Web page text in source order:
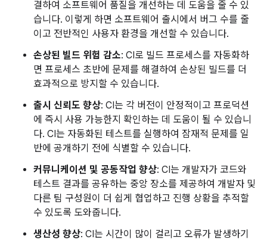
결하여 소프트웨어 품질을 개선하는 데 도움을 줄 수 있
습니다. 이렇게 하면 소프트웨어 출시에서 버그 수를 줄
이고 전반적인 사용자 환경을 개선할 수 있습니다.
손상된 빌드 위험 감소: CI로 빌드 프로세스를 자동화하
면 프로세스 초반에 문제를 해결하여 손상된 빌드를 더
효과적으로 방지할 수 있습니다.
출시 신뢰도 향상: CI는 각 버전이 안정적이고 프로덕션
에 즉시 사용 가능한지 확인하는 데 도움이 될 수 있습니
다. CI는 자동화된 테스트를 실행하여 잠재적 문제를 일
반에 공개하기 전에 식별할 수 있습니다.
커뮤니케이션 및 공동작업 향상: CI는 개발자가 코드와
테스트 결과를 공유하는 중앙 장소를 제공하여 개발자 및
다른 팀 구성원이 더 쉽게 협업하고 진행 상황을 추적할
수 있도록 도와줍니다.
생산성 향상: CI는 시간이 많이 걸리고 오류가 발생하기